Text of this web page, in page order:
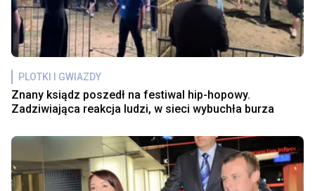
PLOTKI I GWIAZDY
Znany ksiądz poszedł na festiwal hip-hopowy.
Zadziwiająca reakcja ludzi, w sieci wybuchła burza